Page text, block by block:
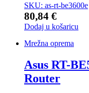
SKU: as-rt-be3600e
80,84 €
Dodaj u košaricu
Mrežna oprema
Asus RT-
Router